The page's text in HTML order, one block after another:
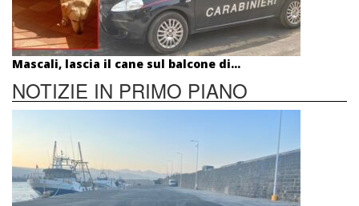
Mascali, lascia il cane sul balcone di...
NOTIZIE IN PRIMO PIANO